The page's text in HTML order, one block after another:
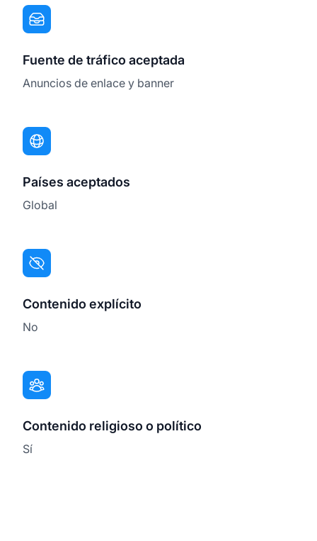
Fuente de tráfico aceptada
Anuncios de enlace y banner
Países aceptados
Global
Contenido explícito
No
Contenido religioso o político
Sí